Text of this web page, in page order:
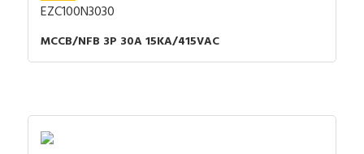
EZC100N3030
MCCB/NFB 3P 30A 15KA/415VAC